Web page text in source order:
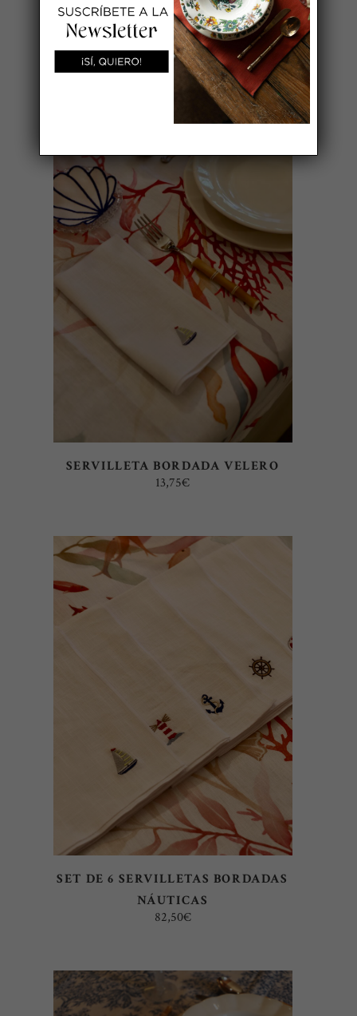
SERVILLETA BORDADA FLOTADOR
13,75€
AÑADIR AL CARRITO
SERVILLETA BORDADA VELERO
13,75€
AÑADIR AL CARRITO
SET DE 6 SERVILLETAS BORDADAS
NÁUTICAS
82,50€